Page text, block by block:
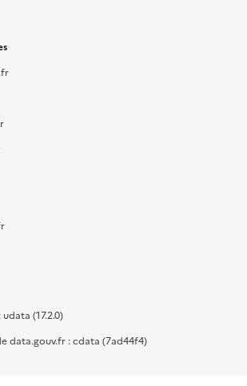
(17.2.0)
data.gouv.fr : cdata (7ad44f4)